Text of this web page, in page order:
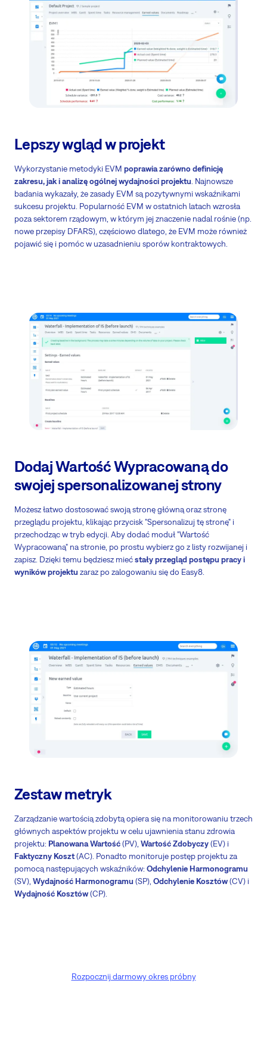
Lepszy wgląd w projekt
Wykorzystanie metodyki EVM poprawia zarówno definicję
zakresu, jak i analizę ogólnej wydajności projektu . Najnowsze
badania wykazały, że zasady EVM są pozytywnymi wskaźnikami
sukcesu projektu. Popularność EVM w ostatnich latach wzrosła
poza sektorem rządowym, w którym jej znaczenie nadal rośnie (np.
nowe przepisy DFARS), częściowo dlatego, że EVM może również
pojawić się i pomóc w uzasadnieniu sporów kontraktowych.
Dodaj Wartość Wypracowaną do
swojej spersonalizowanej strony
Możesz łatwo dostosować swoją stronę główną oraz stronę
przeglądu projektu, klikając przycisk "Spersonalizuj tę stronę" i
przechodząc w tryb edycji. Aby dodać moduł "Wartość
Wypracowaną" na stronie, po prostu wybierz go z listy rozwijanej i
zapisz. Dzięki temu będziesz miećstały przegląd postępu pracy i
wyników projektu zaraz po zalogowaniu się do Easy8.
Zestaw metryk
Zarządzanie wartością zdobytą opiera się na monitorowaniu trzech
głównych aspektów projektu w celu ujawnienia stanu zdrowia
projektu: Planowana Wartość(PV), Wartość Zdobyczy(EV) i
Faktyczny Koszt(AC). Ponadto monitoruje postęp projektu za
pomocą następujących wskaźników: Odchylenie Harmonogramu
(SV), Wydajność Harmonogramu (SP), Odchylenie Kosztów(CV) i
Wydajność Kosztów(CP).
Rozpocznij darmowy okres próbny